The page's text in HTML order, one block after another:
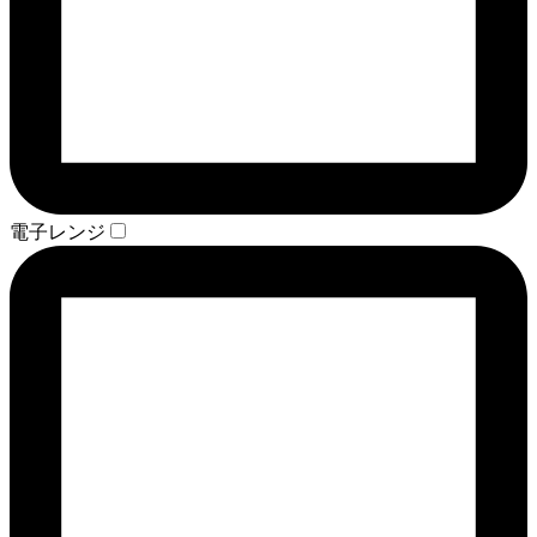
電子レンジ